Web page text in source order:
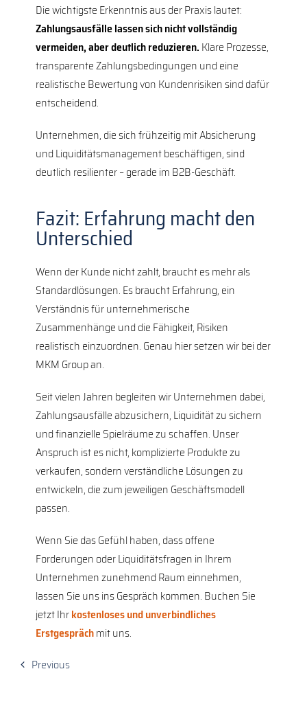
Die wichtigste Erkenntnis aus der Praxis lautet:
Zahlungsausfälle lassen sich nicht vollständig
vermeiden, aber deutlich reduzieren. Klare Prozesse,
transparente Zahlungsbedingungen und eine
realistische Bewertung von Kundenrisiken sind dafür
entscheidend.
Unternehmen, die sich frühzeitig mit Absicherung
und Liquiditätsmanagement beschäftigen, sind
deutlich resilienter – gerade im B2B-Geschäft.
Fazit: Erfahrung macht den
Unterschied
Wenn der Kunde nicht zahlt, braucht es mehr als
Standardlösungen. Es braucht Erfahrung, ein
Verständnis für unternehmerische
Zusammenhänge und die Fähigkeit, Risiken
realistisch einzuordnen. Genau hier setzen wir bei der
MKM Group an.
Seit vielen Jahren begleiten wir Unternehmen dabei,
Zahlungsausfälle abzusichern, Liquidität zu sichern
und finanzielle Spielräume zu schaffen. Unser
Anspruch ist es nicht, komplizierte Produkte zu
verkaufen, sondern verständliche Lösungen zu
entwickeln, die zum jeweiligen Geschäftsmodell
passen.
Wenn Sie das Gefühl haben, dass offene
Forderungen oder Liquiditätsfragen in Ihrem
Unternehmen zunehmend Raum einnehmen,
lassen Sie uns ins Gespräch kommen. Buchen Sie
jetzt Ihrkostenloses und unverbindliches
Erstgesprächmit uns.
Previous